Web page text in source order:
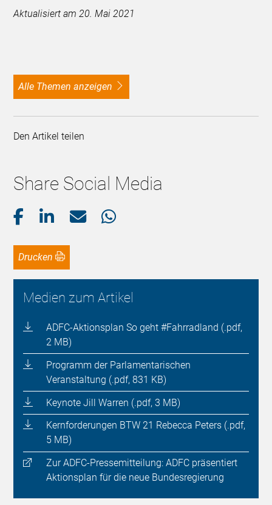
Aktualisiert am 20. Mai 2021
alle Themen anzeigen
Den Artikel teilen
Share Social Media
Drucken
Medien zum Artikel
ADFC-Aktionsplan So geht #Fahrradland (.pdf,
2 MB)
Programm der Parlamentarischen
Veranstaltung (.pdf, 831 KB)
Keynote Jill Warren (.pdf, 3 MB)
Kernforderungen BTW 21 Rebecca Peters (.pdf,
5 MB)
Zur ADFC-Pressemitteilung: ADFC präsentiert
Aktionsplan für die neue Bundesregierung